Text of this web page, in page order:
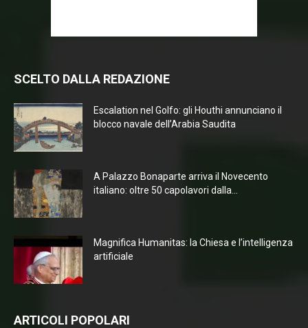
SCELTO DALLA REDAZIONE
Escalation nel Golfo: gli Houthi annunciano il
blocco navale dell’Arabia Saudita
A Palazzo Bonaparte arriva il Novecento
italiano: oltre 50 capolavori dalla...
Magnifica Humanitas: la Chiesa e l’intelligenza
artificiale
ARTICOLI POPOLARI